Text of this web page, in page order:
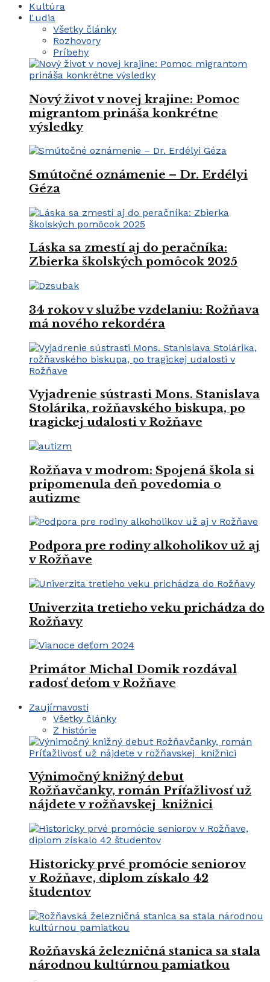
Kultúra
Ľudia
Všetky články
Rozhovory
Príbehy
Nový život v novej krajine: Pomoc
migrantom prináša konkrétne
výsledky
Smútočné oznámenie – Dr. Erdélyi
Géza
Láska sa zmestí aj do peračníka:
Zbierka školských pomôcok 2025
34 rokov v službe vzdelaniu: Rožňava
má nového rekordéra
Vyjadrenie sústrasti Mons. Stanislava
Stolárika, rožňavského biskupa, po
tragickej udalosti v Rožňave
Rožňava v modrom: Spojená škola si
pripomenula deň povedomia o
autizme
Podpora pre rodiny alkoholikov už aj
v Rožňave
Univerzita tretieho veku prichádza do
Rožňavy
Primátor Michal Domik rozdával
radosť deťom v Rožňave
Zaujímavosti
Všetky články
Z histórie
Výnimočný knižný debut
Rožňavčanky, román Príťažlivosť už
nájdete v rožňavskej knižnici
Historicky prvé promócie seniorov
v Rožňave, diplom získalo 42
študentov
Rožňavská železničná stanica sa stala
národnou kultúrnou pamiatkou